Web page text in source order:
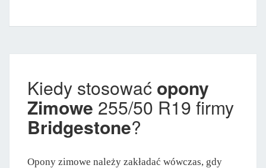
Kiedy stosować opony
Zimowe 255/50 R19 firmy
Bridgestone?
Opony zimowe należy zakładać wówczas, gdy